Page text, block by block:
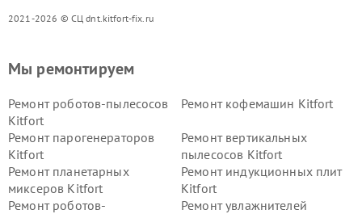
2021-2026 © СЦ dnt.kitfort-fix.ru
Мы ремонтируем
Ремонт роботов-пылесосов
Kitfort
Ремонт кофемашин Kitfort
Ремонт парогенераторов
Kitfort
Ремонт вертикальных
пылесосов Kitfort
Ремонт планетарных
миксеров Kitfort
Ремонт индукционных плит
Kitfort
Ремонт роботов-
Ремонт увлажнителей